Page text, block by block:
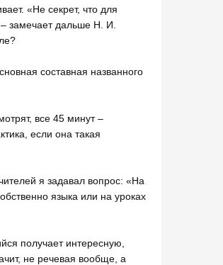
«Не секрет, что для
замечает дальше Н. И.
составная названного
все 45 минут –
если она такая
я задавал вопрос: «На
языка или на уроках
получает интересную,
не речевая вообще, а